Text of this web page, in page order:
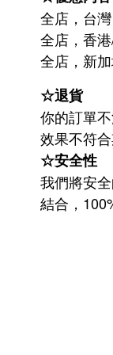
全店，台
全店，香
全店，新
☆退貨
你的訂單
效果不符
☆安全性
我們將安
結合，